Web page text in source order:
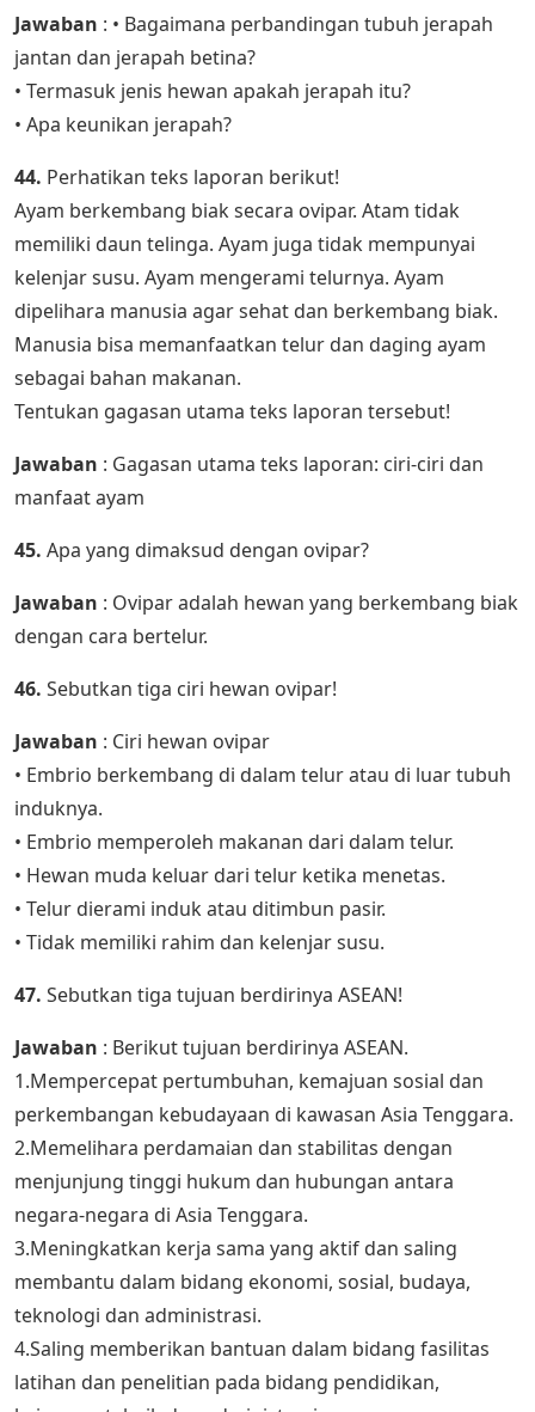
Jawaban : • Bagaimana perbandingan tubuh jerapah
jantan dan jerapah betina?
• Termasuk jenis hewan apakah jerapah itu?
• Apa keunikan jerapah?
44. Perhatikan teks laporan berikut!
Ayam berkembang biak secara ovipar. Atam tidak
memiliki daun telinga. Ayam juga tidak mempunyai
kelenjar susu. Ayam mengerami telurnya. Ayam
dipelihara manusia agar sehat dan berkembang biak.
Manusia bisa memanfaatkan telur dan daging ayam
sebagai bahan makanan.
Tentukan gagasan utama teks laporan tersebut!
Jawaban : Gagasan utama teks laporan: ciri-ciri dan
manfaat ayam
45. Apa yang dimaksud dengan ovipar?
Jawaban : Ovipar adalah hewan yang berkembang biak
dengan cara bertelur.
46. Sebutkan tiga ciri hewan ovipar!
Jawaban : Ciri hewan ovipar
• Embrio berkembang di dalam telur atau di luar tubuh
induknya.
• Embrio memperoleh makanan dari dalam telur.
• Hewan muda keluar dari telur ketika menetas.
• Telur dierami induk atau ditimbun pasir.
• Tidak memiliki rahim dan kelenjar susu.
47. Sebutkan tiga tujuan berdirinya ASEAN!
Jawaban : Berikut tujuan berdirinya ASEAN.
1.Mempercepat pertumbuhan, kemajuan sosial dan
perkembangan kebudayaan di kawasan Asia Tenggara.
2.Memelihara perdamaian dan stabilitas dengan
menjunjung tinggi hukum dan hubungan antara
negara-negara di Asia Tenggara.
3.Meningkatkan kerja sama yang aktif dan saling
membantu dalam bidang ekonomi, sosial, budaya,
teknologi dan administrasi.
4.Saling memberikan bantuan dalam bidang fasilitas
latihan dan penelitian pada bidang pendidikan,